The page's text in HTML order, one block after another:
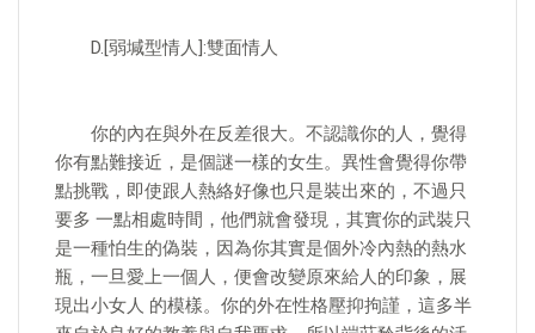
D.[弱堿型情人]:雙面情人
你的內在與外在反差很大。不認識你的人，覺得
你有點難接近，是個謎一樣的女生。異性會覺得你帶
點挑戰，即使跟人熱絡好像也只是裝出來的，不過只
要多 一點相處時間，他們就會發現，其實你的武裝只
是一種怕生的偽裝，因為你其實是個外冷內熱的熱水
瓶，一旦愛上一個人，便會改變原來給人的印象，展
現出小女人 的模樣。你的外在性格壓抑拘謹，這多半